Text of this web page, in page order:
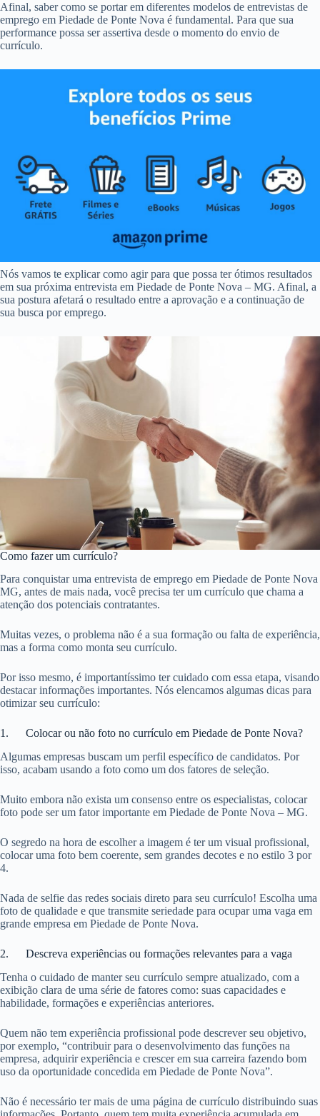
Afinal, saber como se portar em diferentes modelos de entrevistas de
emprego em Piedade de Ponte Nova é fundamental. Para que sua
performance possa ser assertiva desde o momento do envio de
currículo.
Nós vamos te explicar como agir para que possa ter ótimos resultados
em sua próxima entrevista em Piedade de Ponte Nova – MG. Afinal, a
sua postura afetará o resultado entre a aprovação e a continuação de
sua busca por emprego.
Como fazer um currículo?
Para conquistar uma entrevista de emprego em Piedade de Ponte Nova
MG, antes de mais nada, você precisa ter um currículo que chama a
atenção dos potenciais contratantes.
Muitas vezes, o problema não é a sua formação ou falta de experiência,
mas a forma como monta seu currículo.
Por isso mesmo, é importantíssimo ter cuidado com essa etapa, visando
destacar informações importantes. Nós elencamos algumas dicas para
otimizar seu currículo:
1. Colocar ou não foto no currículo em Piedade de Ponte Nova?
Algumas empresas buscam um perfil específico de candidatos. Por
isso, acabam usando a foto como um dos fatores de seleção.
Muito embora não exista um consenso entre os especialistas, colocar
foto pode ser um fator importante em Piedade de Ponte Nova – MG.
O segredo na hora de escolher a imagem é ter um visual profissional,
colocar uma foto bem coerente, sem grandes decotes e no estilo 3 por
4.
Nada de selfie das redes sociais direto para seu currículo! Escolha uma
foto de qualidade e que transmite seriedade para ocupar uma vaga em
grande empresa em Piedade de Ponte Nova.
2. Descreva experiências ou formações relevantes para a vaga
Tenha o cuidado de manter seu currículo sempre atualizado, com a
exibição clara de uma série de fatores como: suas capacidades e
habilidade, formações e experiências anteriores.
Quem não tem experiência profissional pode descrever seu objetivo,
por exemplo, “contribuir para o desenvolvimento das funções na
empresa, adquirir experiência e crescer em sua carreira fazendo bom
uso da oportunidade concedida em Piedade de Ponte Nova”.
Não é necessário ter mais de uma página de currículo distribuindo suas